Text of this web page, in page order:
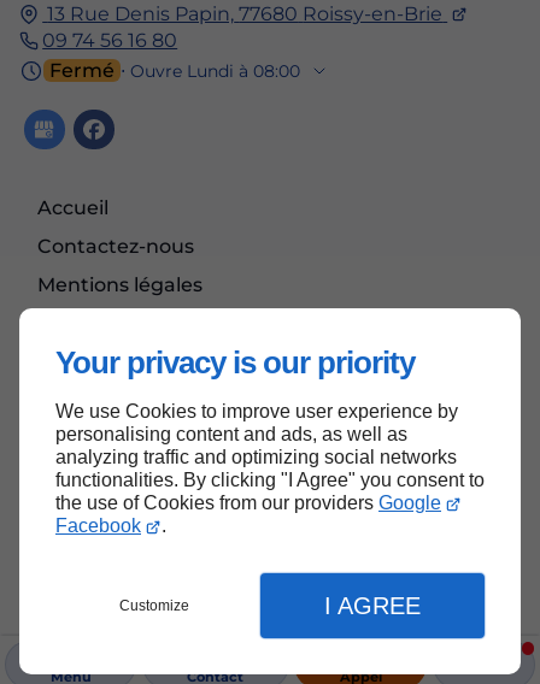
Your privacy is our priority
We use Cookies to improve user experience by
personalising content and ads, as well as
analyzing traffic and optimizing social networks
functionalities. By clicking "I Agree" you consent to
the use of Cookies from our providers Google
Facebook
.
Customize I AGREE
Menu Contact Appel
13 Rue Denis Papin, 77680 Roissy-en-Brie
09 74 56 16 80
Fermé ⋅ Ouvre Lundi à 08:00
Accueil
Contactez-nous
Mentions légales
Haut de page